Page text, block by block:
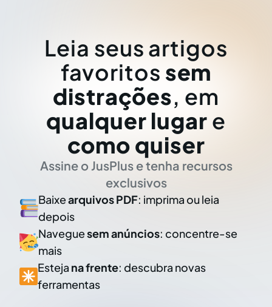
Leia seus artigos
favoritos sem
distrações, em
qualquer lugar e
como quiser
Assine o JusPlus e tenha recursos
exclusivos
Baixearquivos PDF: imprima ou leia
depois
Naveguesem anúncios: concentre-se
mais
Esteja na frente: descubra novas
ferramentas